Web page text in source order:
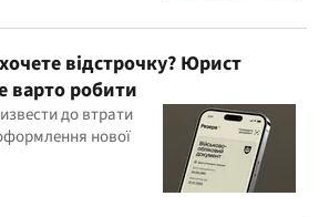
відстрочку? Юрист
варто робити
до втрати
нової